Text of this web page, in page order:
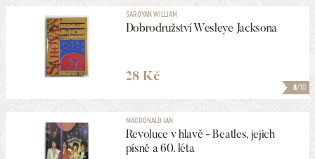
8/10
SAROYAN WILLIAM
Dobrodružství Wesleye Jacksona
28 Kč
MACDONALD IAN
Revoluce v hlavě - Beatles, jejich
písně a 60. léta